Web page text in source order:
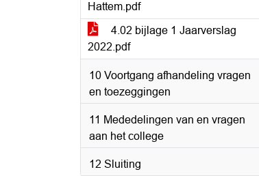
Hattem.pdf
4.02 bijlage 1 Jaarverslag
2022.pdf
10 Voortgang afhandeling vragen
en toezeggingen
11 Mededelingen van en vragen
aan het college
12 Sluiting